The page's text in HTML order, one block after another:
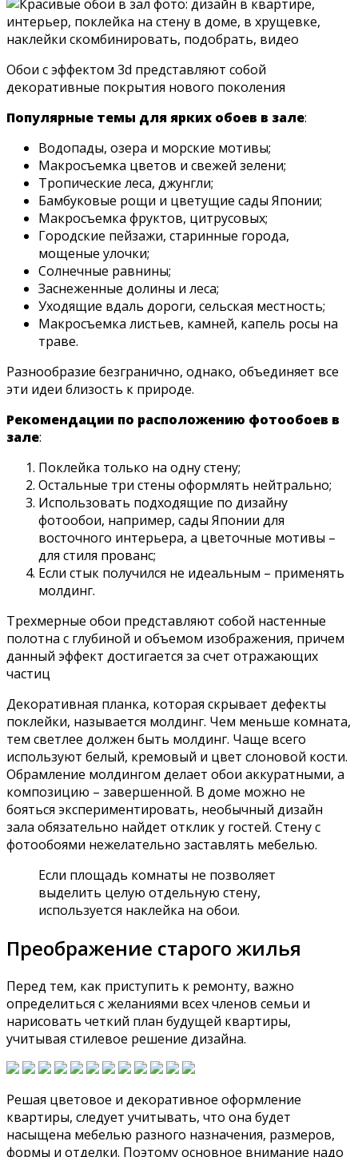
Обои с эффектом 3d представляют собой
декоративные покрытия нового поколения
Популярные темы для ярких обоев в зале:
Водопады, озера и морские мотивы;
Макросъемка цветов и свежей зелени;
Тропические леса, джунгли;
Бамбуковые рощи и цветущие сады Японии;
Макросъемка фруктов, цитрусовых;
Городские пейзажи, старинные города,
мощеные улочки;
Солнечные равнины;
Заснеженные долины и леса;
Уходящие вдаль дороги, сельская местность;
Макросъемка листьев, камней, капель росы на
траве.
Разнообразие безгранично, однако, объединяет все
эти идеи близость к природе.
Рекомендации по расположению фотообоев в
зале:
Поклейка только на одну стену;
Остальные три стены оформлять нейтрально;
Использовать подходящие по дизайну
фотообои, например, сады Японии для
восточного интерьера, а цветочные мотивы –
для стиля прованс;
Если стык получился не идеальным – применять
молдинг.
Трехмерные обои представляют собой настенные
полотна с глубиной и объемом изображения, причем
данный эффект достигается за счет отражающих
частиц
Декоративная планка, которая скрывает дефекты
поклейки, называется молдинг. Чем меньше комната,
тем светлее должен быть молдинг. Чаще всего
используют белый, кремовый и цвет слоновой кости.
Обрамление молдингом делает обои аккуратными, а
композицию – завершенной. В доме можно не
бояться экспериментировать, необычный дизайн
зала обязательно найдет отклик у гостей. Стену с
фотообоями нежелательно заставлять мебелью.
Если площадь комнаты не позволяет
выделить целую отдельную стену,
используется наклейка на обои.
Преображение старого жилья
Перед тем, как приступить к ремонту, важно
определиться с желаниями всех членов семьи и
нарисовать четкий план будущей квартиры,
учитывая стилевое решение дизайна.
Решая цветовое и декоративное оформление
квартиры, следует учитывать, что она будет
насыщена мебелью разного назначения, размеров,
формы и отделки. Поэтому основное внимание надо